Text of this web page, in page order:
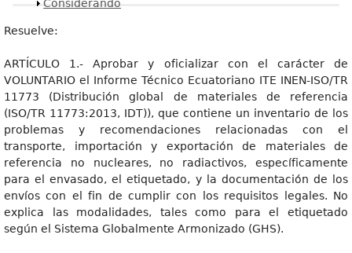
Mostrar
Considerando
Resuelve:
ARTÍCULO 1.- Aprobar y oficializar con el carácter de
VOLUNTARIO el Informe Técnico Ecuatoriano ITE INEN-ISO/TR
11773 (Distribución global de materiales de referencia
(ISO/TR 11773:2013, IDT)), que contiene un inventario de los
problemas y recomendaciones relacionadas con el
transporte, importación y exportación de materiales de
referencia no nucleares, no radiactivos, específicamente
para el envasado, el etiquetado, y la documentación de los
envíos con el fin de cumplir con los requisitos legales. No
explica las modalidades, tales como para el etiquetado
según el Sistema Globalmente Armonizado (GHS).